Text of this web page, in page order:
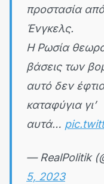
προστασία
Ένγκελς.
Η Ρωσία
βάσεις των
αυτό δεν
καταφύγια γι’
αυτά…
— RealPolitik
5, 2023